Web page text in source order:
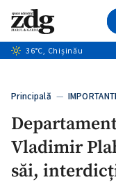
+10
Caută
36°C, Chișinău
Principală —
Vladimir
săi,